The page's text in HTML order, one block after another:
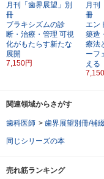
月刊「歯界展望」別
冊
ブラキシズムの診
断・治療・管理 可視
化がもたらす新たな
展開
7,150円
月刊
冊
エン
築造
療法
ーフ
える
関連領域からさがす
歯科医師 > 歯界展望別冊/補
同じシリーズの本
売れ筋ランキング